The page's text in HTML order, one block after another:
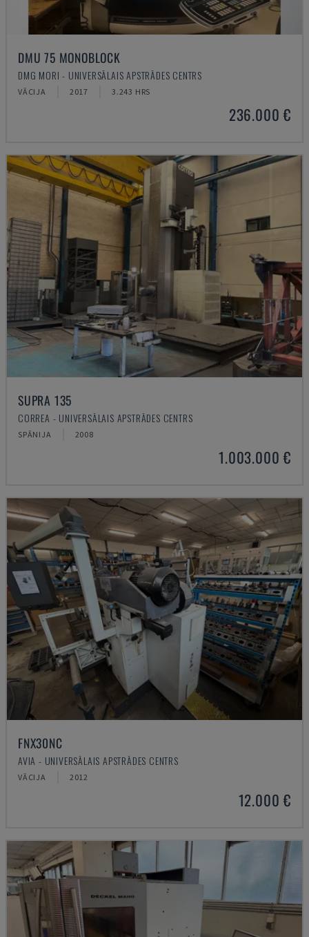
DMU 75 MONOBLOCK
DMG MORI - UNIVERSĀLAIS APSTRĀDES CENTRS
VĀCIJA 2017 3.243 HRS
236.000 €
SUPRA 135
CORREA - UNIVERSĀLAIS APSTRĀDES CENTRS
SPĀNIJA 2008
1.003.000 €
FNX30NC
AVIA - UNIVERSĀLAIS APSTRĀDES CENTRS
VĀCIJA 2012
12.000 €